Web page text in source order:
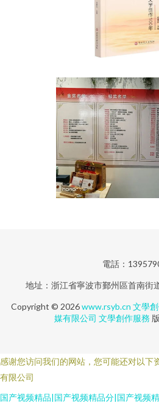
電話：
地址：浙江省寧波市鄞州區首南街
Copyright © 2026www.rsyb.cn 文學
媒有限公司 文學創作服務
感谢您访问我们的网站，您可能还对以下
有限公司
国产视频精品|国产视频精品分|国产视频